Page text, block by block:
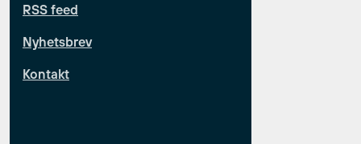
RSS feed
Nyhetsbrev
Kontakt